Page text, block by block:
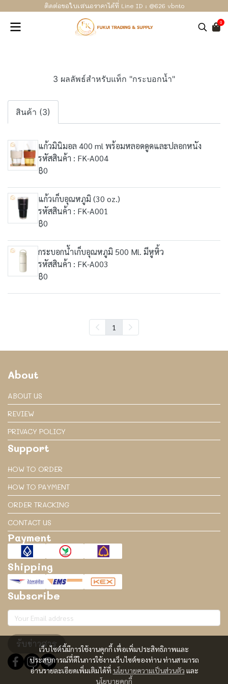
ติดต่อขอใบเสนอราคาได้ที่ Line ID : @626 vbnto
0
3 ผลลัพธ์สำหรับแท็ก "กระบอกน้ำ"
สินค้า (3)
แก้วมินิมอล 400 ml พร้อมหลอดดูดและปลอกหนัง
รหัสสินค้า : FK-A004
฿0
แก้วเก็บอุณหภูมิ (30 oz.)
รหัสสินค้า : FK-A001
฿0
กระบอกน้ำเก็บอุณหภูมิ 500 Ml. มีหูหิ้ว
รหัสสินค้า : FK-A003
฿0
1
เว็บไซต์นี้มีการใช้งานคุกกี้ เพื่อเพิ่มประสิทธิภาพและ
ประสบการณ์ที่ดีในการใช้งานเว็บไซต์ของท่าน ท่านสามารถ
อ่านรายละเอียดเพิ่มเติมได้ที่ นโยบายความเป็นส่วนตัว และ
นโยบายคุกกี้
About
ABOUT US
REVIEW
PRIVACY POLICY
Support
HOW TO ORDER
HOW TO PAYMENT
ORDER TRACKING
CONTACT US
Payment
Shipping
Subscribe
รับข่าวสาร